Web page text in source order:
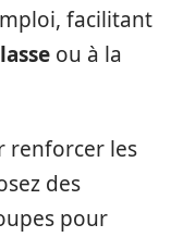
facilitant
ou à la
renforcer les
des
pour